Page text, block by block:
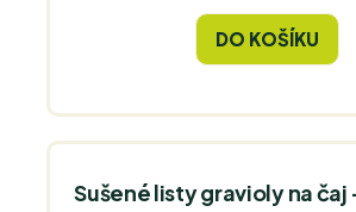
nesrovnatelná s kořením z
DO KOŠÍKU
Sušené listy gravioly na čaj